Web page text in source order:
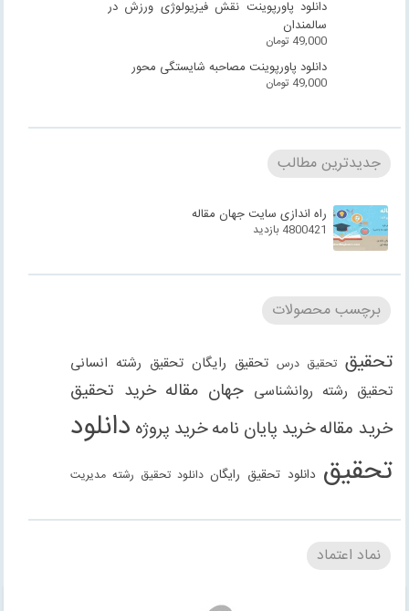
دانلود پاورپوینت نقش فیزیولوژی ورزش در
سالمندان
49,000 تومان
دانلود پاورپوینت مصاحبه شایستگی محور
49,000 تومان
جدیدترین مطالب
راه اندازی سایت جهان مقاله
4800421 بازدید
برچسب محصولات
تحقیق تحقیق درس تحقیق رایگان تحقیق رشته انسانی
تحقیق رشته روانشناسی جهان مقاله خرید تحقیق
خرید مقالهخرید پایان نامهخرید پروژه دانلود
تحقیق دانلود تحقیق رایگان دانلود تحقیق رشته مدیریت
دانلود مقاله دانلود مقاله رایگان دانلود مقاله رشته
انسانی دانلود مقاله رشته علوم انسانی
نماد اعتماد